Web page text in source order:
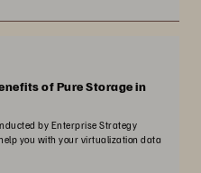
of Pure Storage in
by Enterprise Strategy
you with your virtualization data